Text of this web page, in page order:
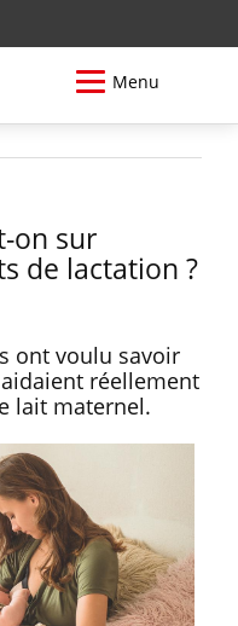
Menu
on sur
de lactation ?
ont voulu savoir
réellement
lait maternel.